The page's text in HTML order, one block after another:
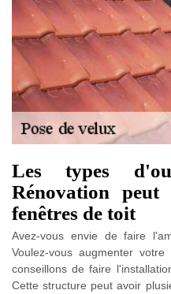
Les types
Rénovation
fenêtres de toit
Avez-vous envie de faire
Voulez-vous augmenter
conseillons de faire
Cette structure peut avoir